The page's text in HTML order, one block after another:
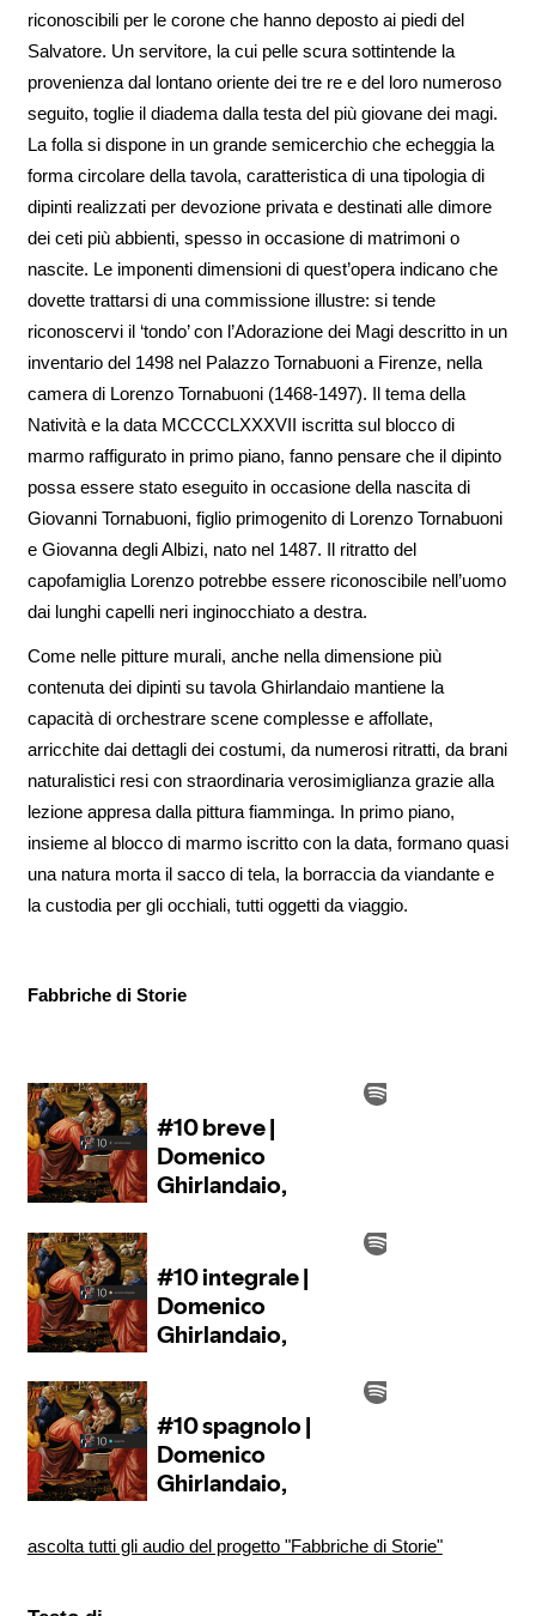
riconoscibili per le corone che hanno deposto ai piedi del
Salvatore. Un servitore, la cui pelle scura sottintende la
provenienza dal lontano oriente dei tre re e del loro numeroso
seguito, toglie il diadema dalla testa del più giovane dei magi.
La folla si dispone in un grande semicerchio che echeggia la
forma circolare della tavola, caratteristica di una tipologia di
dipinti realizzati per devozione privata e destinati alle dimore
dei ceti più abbienti, spesso in occasione di matrimoni o
nascite. Le imponenti dimensioni di quest’opera indicano che
dovette trattarsi di una commissione illustre: si tende
riconoscervi il ‘tondo’ con l’Adorazione dei Magi descritto in un
inventario del 1498 nel Palazzo Tornabuoni a Firenze, nella
camera di Lorenzo Tornabuoni (1468-1497). Il tema della
Natività e la data MCCCCLXXXVII iscritta sul blocco di
marmo raffigurato in primo piano, fanno pensare che il dipinto
possa essere stato eseguito in occasione della nascita di
Giovanni Tornabuoni, figlio primogenito di Lorenzo Tornabuoni
e Giovanna degli Albizi, nato nel 1487. Il ritratto del
capofamiglia Lorenzo potrebbe essere riconoscibile nell’uomo
dai lunghi capelli neri inginocchiato a destra.
Come nelle pitture murali, anche nella dimensione più
contenuta dei dipinti su tavola Ghirlandaio mantiene la
capacità di orchestrare scene complesse e affollate,
arricchite dai dettagli dei costumi, da numerosi ritratti, da brani
naturalistici resi con straordinaria verosimiglianza grazie alla
lezione appresa dalla pittura fiamminga. In primo piano,
insieme al blocco di marmo iscritto con la data, formano quasi
una natura morta il sacco di tela, la borraccia da viandante e
la custodia per gli occhiali, tutti oggetti da viaggio.
Fabbriche di Storie
ascolta tutti gli audio del progetto "Fabbriche di Storie"